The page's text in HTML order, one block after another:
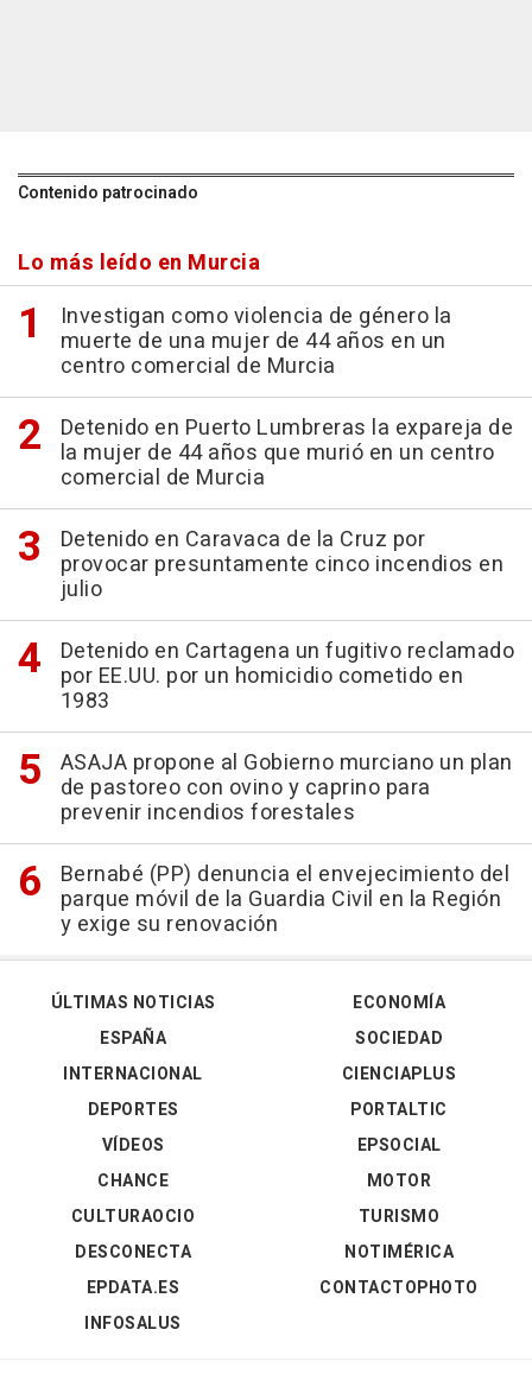
Contenido patrocinado
Lo más leído en Murcia
Investigan como violencia de género la
muerte de una mujer de 44 años en un
centro comercial de Murcia
Detenido en Puerto Lumbreras la expareja de
la mujer de 44 años que murió en un centro
comercial de Murcia
Detenido en Caravaca de la Cruz por
provocar presuntamente cinco incendios en
julio
Detenido en Cartagena un fugitivo reclamado
por EE.UU. por un homicidio cometido en
1983
ASAJA propone al Gobierno murciano un plan
de pastoreo con ovino y caprino para
prevenir incendios forestales
Bernabé (PP) denuncia el envejecimiento del
parque móvil de la Guardia Civil en la Región
y exige su renovación
ÚLTIMAS NOTICIAS
ESPAÑA
INTERNACIONAL
DEPORTES
VÍDEOS
ECONOMÍA
SOCIEDAD
CIENCIAPLUS
PORTALTIC
EPSOCIAL
CHANCE
CULTURAOCIO
DESCONECTA
EPDATA.ES
INFOSALUS
MOTOR
TURISMO
NOTIMÉRICA
CONTACTOPHOTO